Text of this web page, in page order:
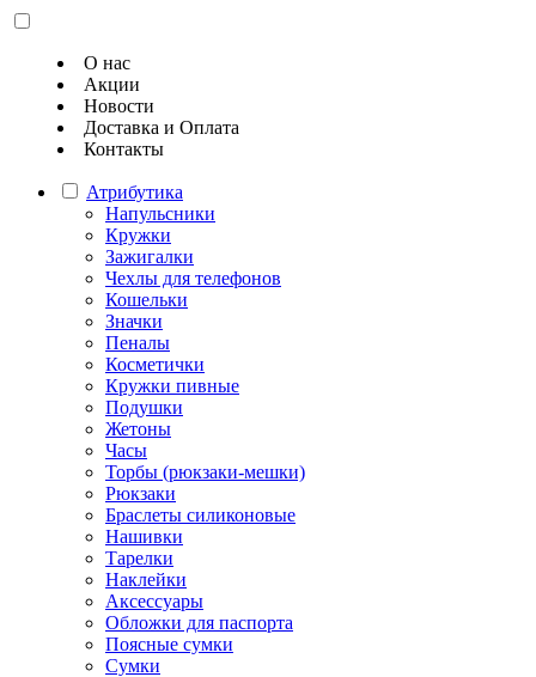
О нас
Акции
Новости
Доставка и Оплата
Контакты
Атрибутика
Напульсники
Кружки
Зажигалки
Чехлы для телефонов
Кошельки
Значки
Пеналы
Косметички
Кружки пивные
Подушки
Жетоны
Часы
Торбы (рюкзаки-мешки)
Рюкзаки
Браслеты силиконовые
Нашивки
Тарелки
Наклейки
Аксессуары
Обложки для паспорта
Поясные сумки
Сумки